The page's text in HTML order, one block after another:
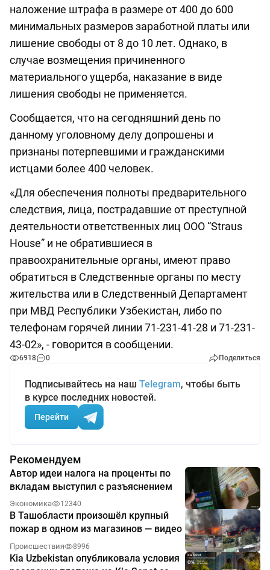
наложение штрафа в размере от 400 до 600
минимальных размеров заработной платы или
лишение свободы от 8 до 10 лет. Однако, в
случае возмещения причиненного
материального ущерба, наказание в виде
лишения свободы не применяется.
Сообщается, что на сегодняшний день по
данному уголовному делу допрошены и
признаны потерпевшими и гражданскими
истцами более 400 человек.
«Для обеспечения полноты предварительного
следствия, лица, пострадавшие от преступной
деятельности ответственных лиц ООО “Straus
House” и не обратившиеся в
правоохранительные органы, имеют право
обратиться в Следственные органы по месту
жительства или в Следственный Департамент
при МВД Республики Узбекистан, либо по
телефонам горячей линии 71-231-41-28 и 71-231-
43-02», - говорится в сообщении.
6918 0 Поделиться
Подписывайтесь на наш Telegram, чтобы быть
в курсе последних новостей.
Перейти
Рекомендуем
Автор идеи налога на проценты по
вкладам выступил с разъяснением
Экономика 12340
В Ташобласти произошёл крупный
пожар в одном из магазинов — видео
Происшествия 8996
Kia Uzbekistan опубликовала условия